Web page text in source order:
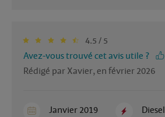
4.5 / 5
Avez-vous trouvé cet avis utile ?
Rédigé par Xavier, en février 2026
Janvier 2019 Diesel